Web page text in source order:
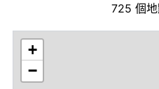
725 個地
+
−